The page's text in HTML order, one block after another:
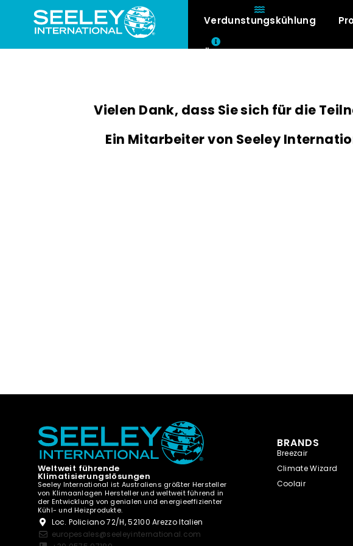
Verdunstungskühlung
Über
Vielen Dank, dass Sie sich für die
Ein Mitarbeiter von Seeley
Weltweit führende
Klimatisierungslösungen
Seeley International ist Australiens größter Hersteller
von Klimaanlagen Hersteller und weltweit führend in
der Entwicklung von genialen und energieeffizienter
Kühl- und Heizprodukte.
Loc. Policiano 72/H, 52100 Arezzo Italien
europesales@seeleyinternational.com
BRANDS
Breezair
Climate Wizard
Coolair